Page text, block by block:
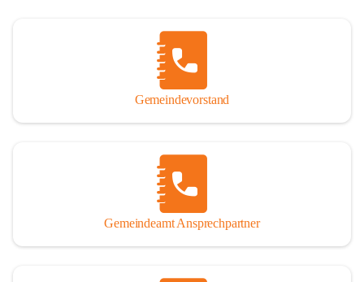
Gemeindevorstand
Gemeindeamt Ansprechpartner